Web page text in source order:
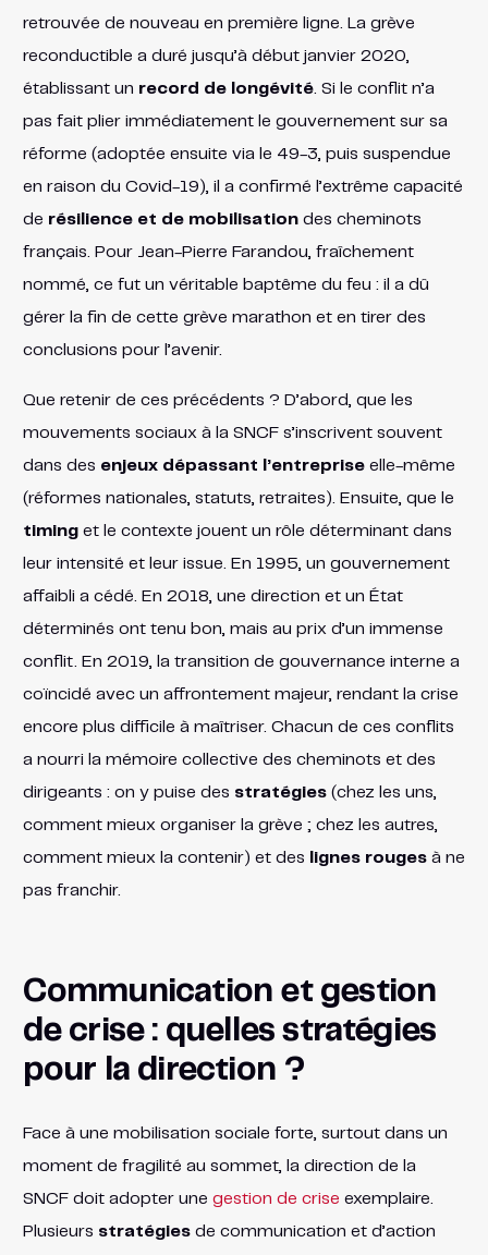
retrouvée de nouveau en première ligne. La grève
reconductible a duré jusqu’à début janvier 2020,
établissant un record de longévité. Si le conflit n’a
pas fait plier immédiatement le gouvernement sur sa
réforme (adoptée ensuite via le 49-3, puis suspendue
en raison du Covid-19), il a confirmé l’extrême capacité
de résilience et de mobilisationdes cheminots
français. Pour Jean-Pierre Farandou, fraîchement
nommé, ce fut un véritable baptême du feu : il a dû
gérer la fin de cette grève marathon et en tirer des
conclusions pour l’avenir.
Que retenir de ces précédents ? D’abord, que les
mouvements sociaux à la SNCF s’inscrivent souvent
dans des enjeux dépassant l’entrepriseelle-même
(réformes nationales, statuts, retraites). Ensuite, que le
timinget le contexte jouent un rôle déterminant dans
leur intensité et leur issue. En 1995, un gouvernement
affaibli a cédé. En 2018, une direction et un État
déterminés ont tenu bon, mais au prix d’un immense
conflit. En 2019, la transition de gouvernance interne a
coïncidé avec un affrontement majeur, rendant la crise
encore plus difficile à maîtriser. Chacun de ces conflits
a nourri la mémoire collective des cheminots et des
dirigeants : on y puise des stratégies(chez les uns,
comment mieux organiser la grève ; chez les autres,
comment mieux la contenir) et des
lignes rougesà ne
pas franchir.
Communication et gestion
de crise : quelles stratégies
pour la direction ?
Face à une mobilisation sociale forte, surtout dans un
moment de fragilité au sommet, la direction de la
SNCF doit adopter une gestion de crise exemplaire.
Plusieurs stratégiesde communication et d’action